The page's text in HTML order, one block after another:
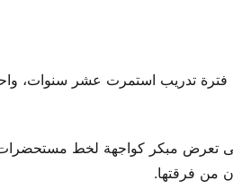
إلى جي واي بي في 15 يوليو 2005. بدأ ذلك فترة تدريب
تعرض مبكر كواجهة لخط مستحضرات
من فرقتها.